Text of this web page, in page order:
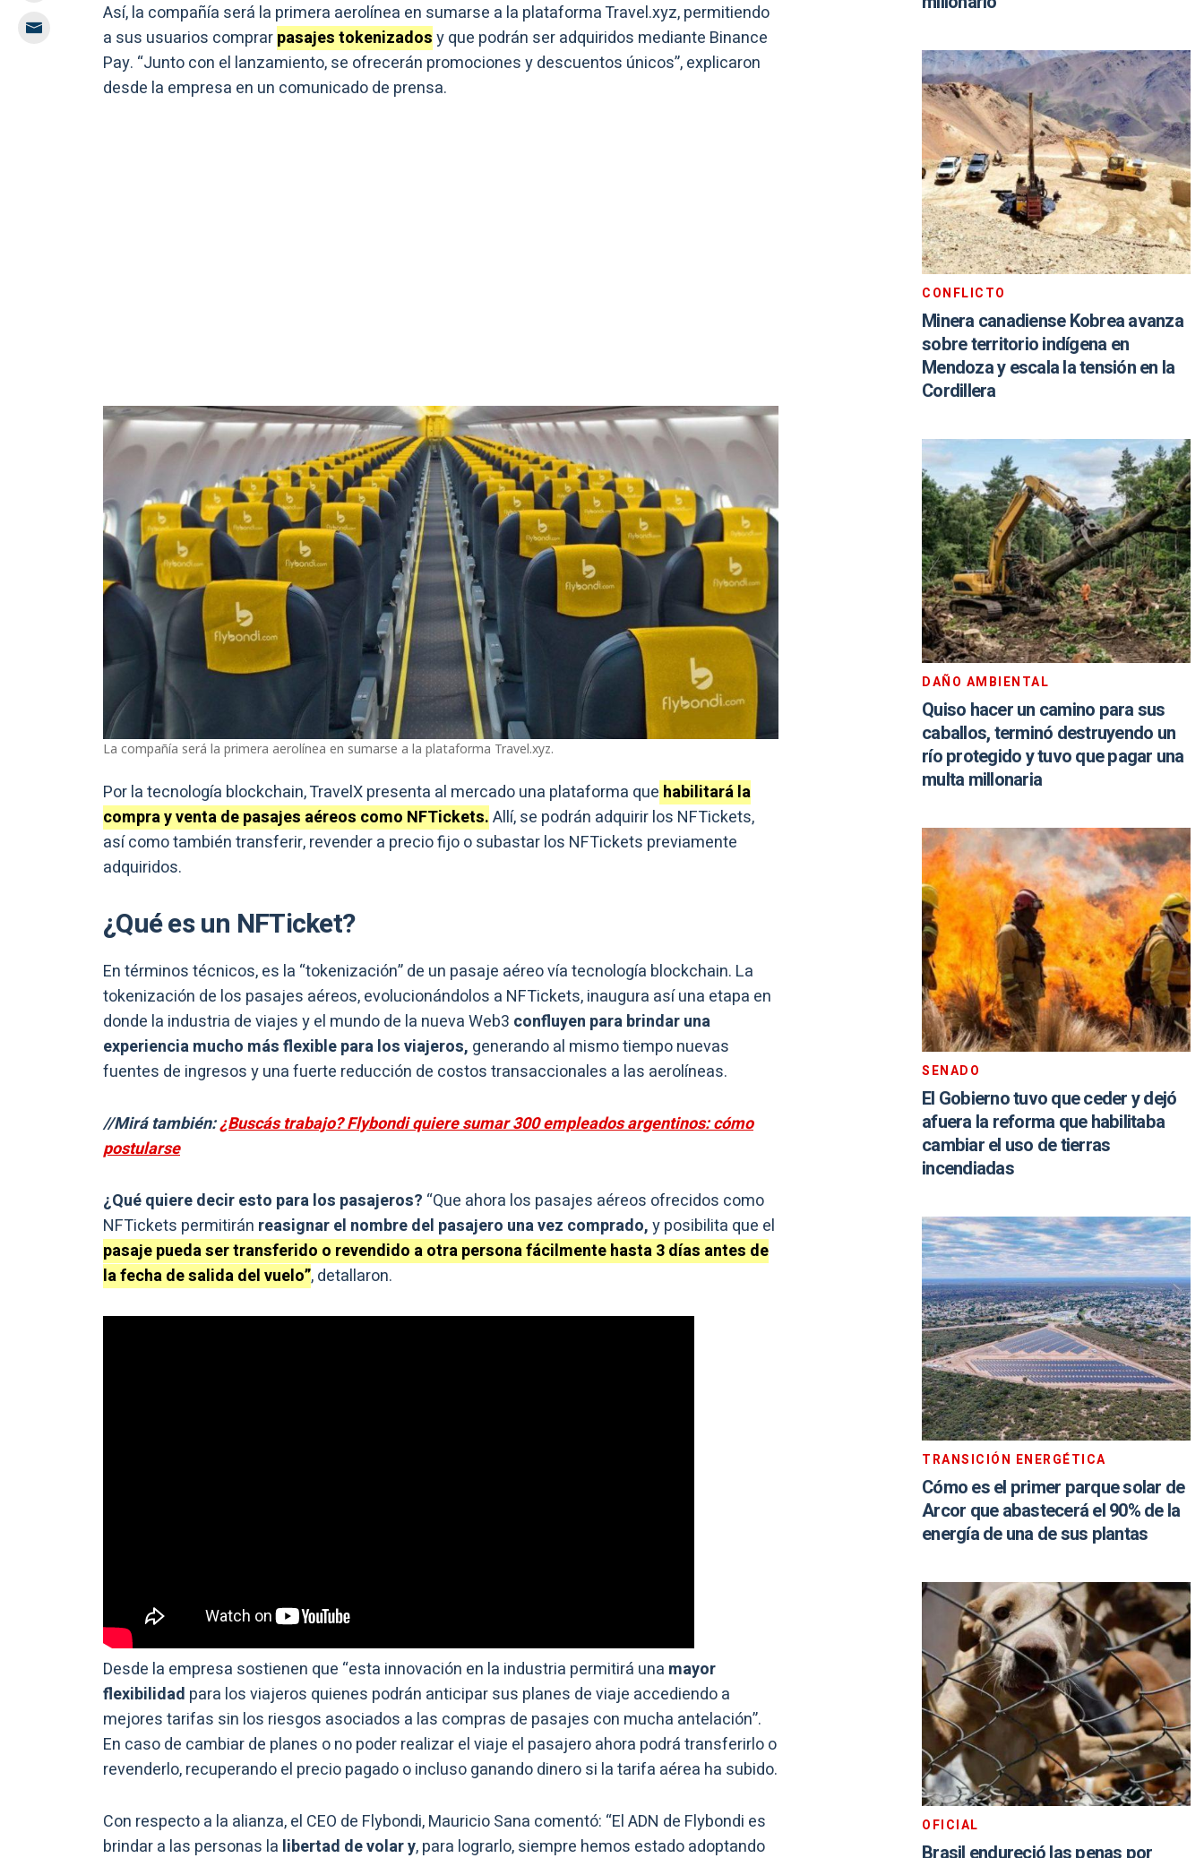
Así, la compañía será la primera aerolínea en sumarse a la plataforma Travel.xyz, permitiendo
a sus usuarios comprarpasajes tokenizadosy que podrán ser adquiridos mediante Binance
Pay. “Junto con el lanzamiento, se ofrecerán promociones y descuentos únicos”, explicaron
desde la empresa en un comunicado de prensa.
La compañía será la primera aerolínea en sumarse a la plataforma Travel.xyz.
Por la tecnología blockchain, TravelX presenta al mercado una plataforma que habilitará la
compra y venta de pasajes aéreos como NFTickets.Allí, se podrán adquirir los NFTickets,
así como también transferir, revender a precio fijo o subastar los NFTickets previamente
adquiridos.
¿Qué es un NFTicket?
En términos técnicos, es la “tokenización” de un pasaje aéreo vía tecnología blockchain. La
tokenización de los pasajes aéreos, evolucionándolos a NFTickets, inaugura así una etapa en
donde la industria de viajes y el mundo de la nueva Web3 confluyen para brindar una
experiencia mucho más flexible para los viajeros, generando al mismo tiempo nuevas
fuentes de ingresos y una fuerte reducción de costos transaccionales a las aerolíneas.
//Mirá también:¿Buscás trabajo? Flybondi quiere sumar 300 empleados argentinos: cómo
postularse
¿Qué quiere decir esto para los pasajeros? “Que ahora los pasajes aéreos ofrecidos como
NFTickets permitirán reasignar el nombre del pasajero una vez comprado,y posibilita que el
pasaje pueda ser transferido o revendido a otra persona fácilmente hasta 3 días antes de
la fecha de salida del vuelo”, detallaron.
Desde la empresa sostienen que “esta innovación en la industria permitirá una mayor
flexibilidad para los viajeros quienes podrán anticipar sus planes de viaje accediendo a
mejores tarifas sin los riesgos asociados a las compras de pasajes con mucha antelación”.
En caso de cambiar de planes o no poder realizar el viaje el pasajero ahora podrá transferirlo o
revenderlo, recuperando el precio pagado o incluso ganando dinero si la tarifa aérea ha subido.
Con respecto a la alianza, el CEO de Flybondi, Mauricio Sana comentó: “El ADN de Flybondi es
brindar a las personas la libertad de volar y, para lograrlo, siempre hemos estado adoptando
CONFLICTO
Minera canadiense Kobrea avanza
sobre territorio indígena en
Mendoza y escala la tensión en la
Cordillera
DAÑO AMBIENTAL
Quiso hacer un camino para sus
caballos, terminó destruyendo un
río protegido y tuvo que pagar una
multa millonaria
SENADO
El Gobierno tuvo que ceder y dejó
afuera la reforma que habilitaba
cambiar el uso de tierras
incendiadas
TRANSICIÓN ENERGÉTICA
Cómo es el primer parque solar de
Arcor que abastecerá el 90% de la
energía de una de sus plantas
OFICIAL